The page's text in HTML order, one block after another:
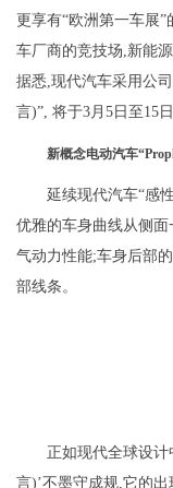
更享有“欧洲第一车展
车厂商的竞技场,新能
据悉,现代汽车采用公
言)”, 将于3月5日至15
新概念电动汽车
延续现代汽车“感
优雅的车身曲线从侧
气动力性能;车身后部
部线条。
正如现代全球设计
言)’不墨守成规,它的